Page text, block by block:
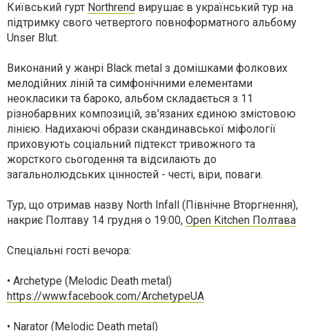
Київський гурт Northrend вирушає в український тур на
підтримку свого четвертого повноформатного альбому
Unser Blut.
Виконаний у жанрі Black metal з домішками фолкових
мелодійних ліній та симфонічними елементами
неокласики та бароко, альбом складається з 11
різнобарвних композицій, зв'язаних єдиною змістовою
лінією. Надихаючі образи скандинавської міфології
приховують соціальний підтекст тривожного та
жорсткого сьогодення та відсилають до
загальнолюдських цінностей - честі, віри, поваги.
Тур, що отримав назву North Infall (Північне Вторгнення),
накриє Полтаву 14 грудня о 19:00, Open Kitchen Полтава
Спеціальні гості вечора:
• Archetype (Melodic Death metal)
https://www.facebook.com/ArchetypeUA
• Narator (Melodic Death metal)